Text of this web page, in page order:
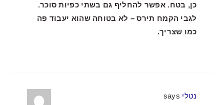
כן, בטח. אפשר להחליף גם בשתי כפיות סוכר.
לגבי הקמח תירס – לא בטוחה שהוא יעבוד פה
כמו שצריך.
נטלי says